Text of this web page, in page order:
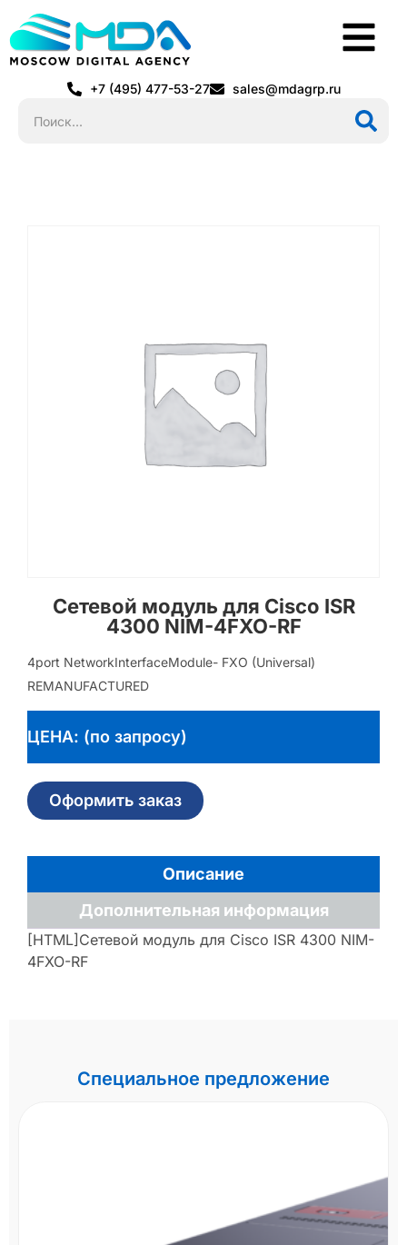
+7 (495) 477-53-27 sales@mdagrp.ru
Сетевой модуль для Cisco ISR
4300 NIM-4FXO-RF
4port NetworkInterfaceModule- FXO (Universal)
REMANUFACTURED
ЦЕНА: (по запросу)
Оформить заказ
Описание
Дополнительная информация
[HTML]Сетевой модуль для Cisco ISR 4300 NIM-
4FXO-RF
Специальное предложение